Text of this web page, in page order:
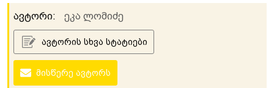
ავტორი: ეკა ლომიძე
ავტორის სხვა სტატიები
მისწერე ავტორს